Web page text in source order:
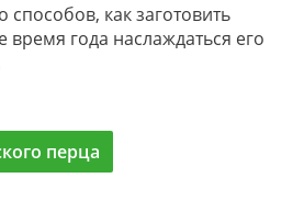
способов, как заготовить
года наслаждаться его
перца